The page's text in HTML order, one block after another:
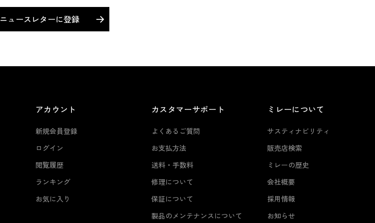
ニュースレターに登録
アカウント
新規会員登録
ログイン
閲覧履歴
ランキング
お気に入り
カスタマーサポート
よくあるご質問
お支払方法
送料・手数料
修理について
保証について
製品のメンテナンスについて
ミレーについて
サスティナビリティ
販売店検索
ミレーの歴史
会社概要
採用情報
お知らせ